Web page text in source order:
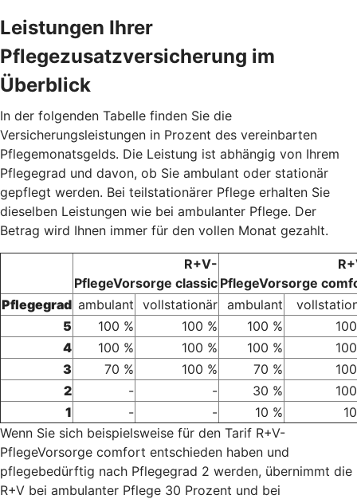
Leistungen Ihrer
Pflegezusatzversicherung im
Überblick
In der folgenden Tabelle finden Sie die
Versicherungsleistungen in Prozent des vereinbarten
Pflegemonatsgelds. Die Leistung ist abhängig von Ihrem
Pflegegrad und davon, ob Sie ambulant oder stationär
gepflegt werden. Bei teilstationärer Pflege erhalten Sie
dieselben Leistungen wie bei ambulanter Pflege. Der
Betrag wird Ihnen immer für den vollen Monat gezahlt.
R+V-
PflegeVorsorge classic PflegeVorsorge
Pflegegrad ambulant vollstationär ambulant
5
100 % 100 % 100 %
4
100 % 100 % 100 %
3
70 % 100 % 70 %
2
- - 30 %
1
- - 10 %
Wenn Sie sich beispielsweise für den Tarif R+V-
PflegeVorsorge comfort entschieden haben und
pflegebedürftig nach Pflegegrad 2 werden, übernimmt die
R+V bei ambulanter Pflege 30 Prozent und bei